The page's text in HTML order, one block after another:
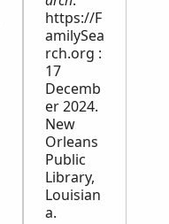
https://F
amilySea
rch.org :
17
Decemb
er 2024.
New
Orleans
Public
Library,
Louisian
a.